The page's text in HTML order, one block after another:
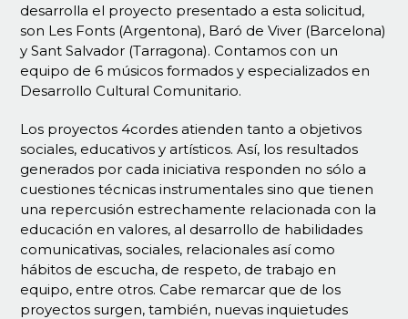
desarrolla el proyecto presentado a esta solicitud,
son Les Fonts (Argentona), Baró de Viver (Barcelona)
y Sant Salvador (Tarragona). Contamos con un
equipo de 6 músicos formados y especializados en
Desarrollo Cultural Comunitario.
Los proyectos 4cordes atienden tanto a objetivos
sociales, educativos y artísticos. Así, los resultados
generados por cada iniciativa responden no sólo a
cuestiones técnicas instrumentales sino que tienen
una repercusión estrechamente relacionada con la
educación en valores, al desarrollo de habilidades
comunicativas, sociales, relacionales así como
hábitos de escucha, de respeto, de trabajo en
equipo, entre otros. Cabe remarcar que de los
proyectos surgen, también, nuevas inquietudes